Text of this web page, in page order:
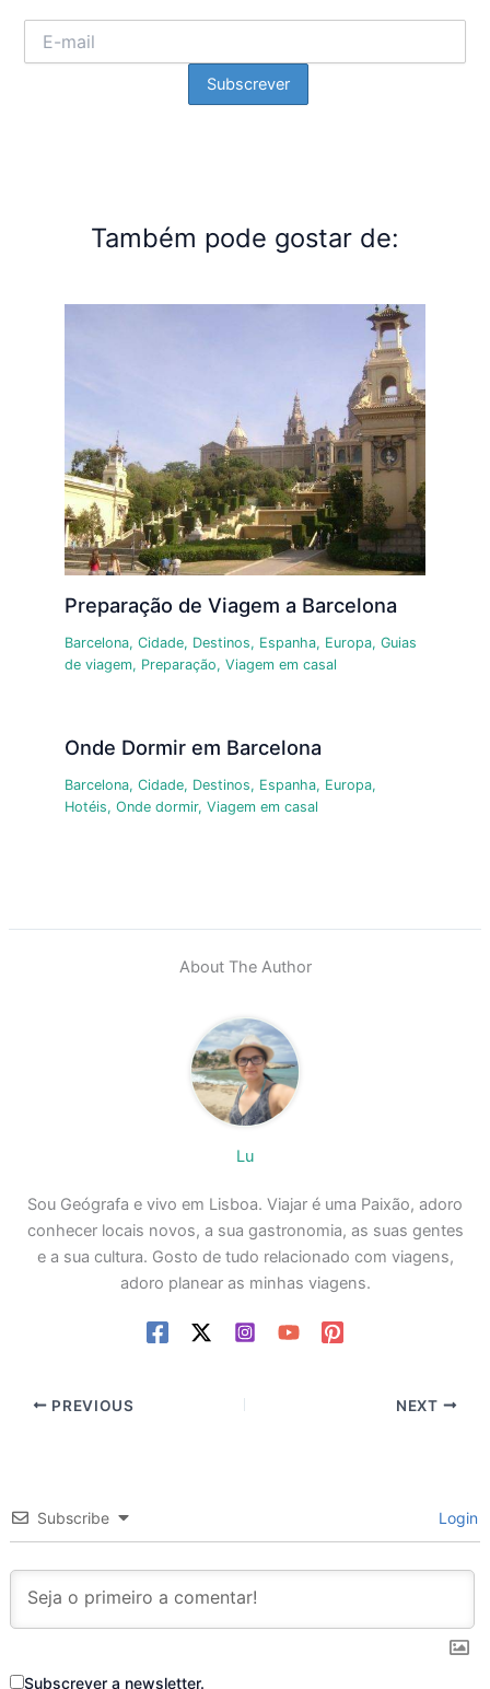
Também pode gostar de:
Preparação de Viagem a Barcelona
Barcelona, Cidade, Destinos, Espanha, Europa, Guias
de viagem, Preparação, Viagem em casal
Onde Dormir em Barcelona
Barcelona, Cidade, Destinos, Espanha, Europa,
Hotéis, Onde dormir, Viagem em casal
About The Author
Lu
Sou Geógrafa e vivo em Lisboa. Viajar é uma Paixão, adoro
conhecer locais novos, a sua gastronomia, as suas gentes
e a sua cultura. Gosto de tudo relacionado com viagens,
adoro planear as minhas viagens.
PREVIOUS NEXT
Subscribe Login
Subscrever a newsletter.